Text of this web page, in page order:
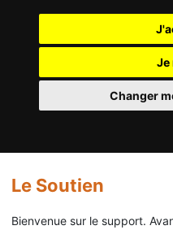
Je
Changer
Le Soutien
Bienvenue sur le support.